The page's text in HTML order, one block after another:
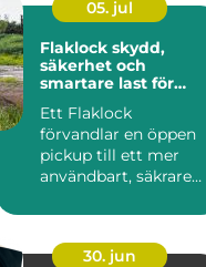
05. jul
Flaklock skydd,
säkerhet och
smartare last för
Ett Flaklock
förvandlar en öppen
pickup till ett mer
användbart, säkrare
lastutrymme. Gen...
30. jun